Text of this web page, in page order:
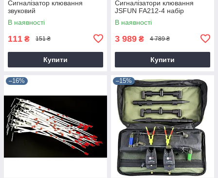
Сигналізатор клювання
звуковий
В наявності
111 ₴ 151 ₴
Купити
Сигналізатори клювання
JSFUN FA212-4 набір
В наявності
3 989 ₴ 4 789 ₴
Купити
–16% –15%